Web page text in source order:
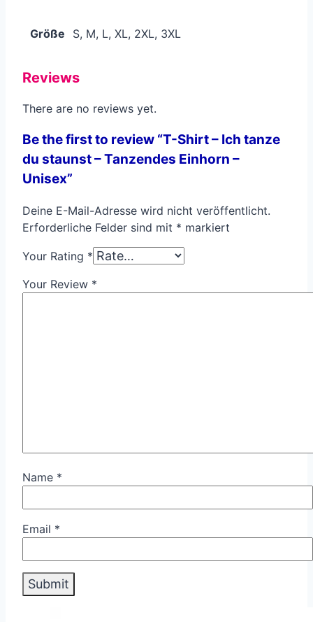
Größe S, M, L, XL, 2XL, 3XL
Reviews
There are no reviews yet.
Be the first to review “T-Shirt – Ich tanze
du staunst – Tanzendes Einhorn –
Unisex”
Deine E-Mail-Adresse wird nicht veröffentlicht.
Erforderliche Felder sind mit * markiert
Your Rating *
Your Review *
Name *
Email *